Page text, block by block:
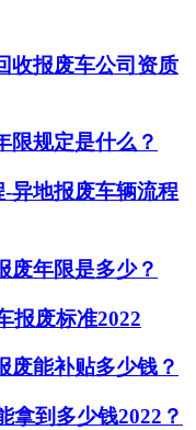
收报废车公司资质
限规定是什么？
异地报废车辆流程
废年限是多少？
报废标准2022
废能补贴多少钱？
拿到多少钱2022？